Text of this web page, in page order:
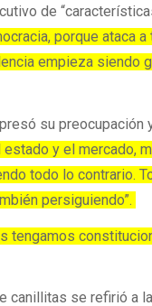
de
porque
empieza siendo
su preocupación
y el mercado,
todo lo contrario.
persiguiendo”.
tengamos
canillitas se refirió a